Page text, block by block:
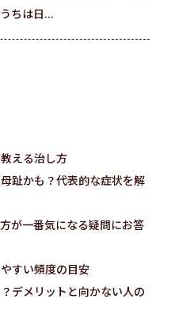
ちは日...
える治し方
趾かも？代表的な症状を解
が一番気になる疑問にお答
すい頻度の目安
デメリットと向かない人の